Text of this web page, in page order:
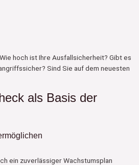
hoch ist Ihre Ausfallsicherheit? Gibt es
Sind Sie auf dem neuesten
als Basis der
ein zuverlässiger Wachstumsplan